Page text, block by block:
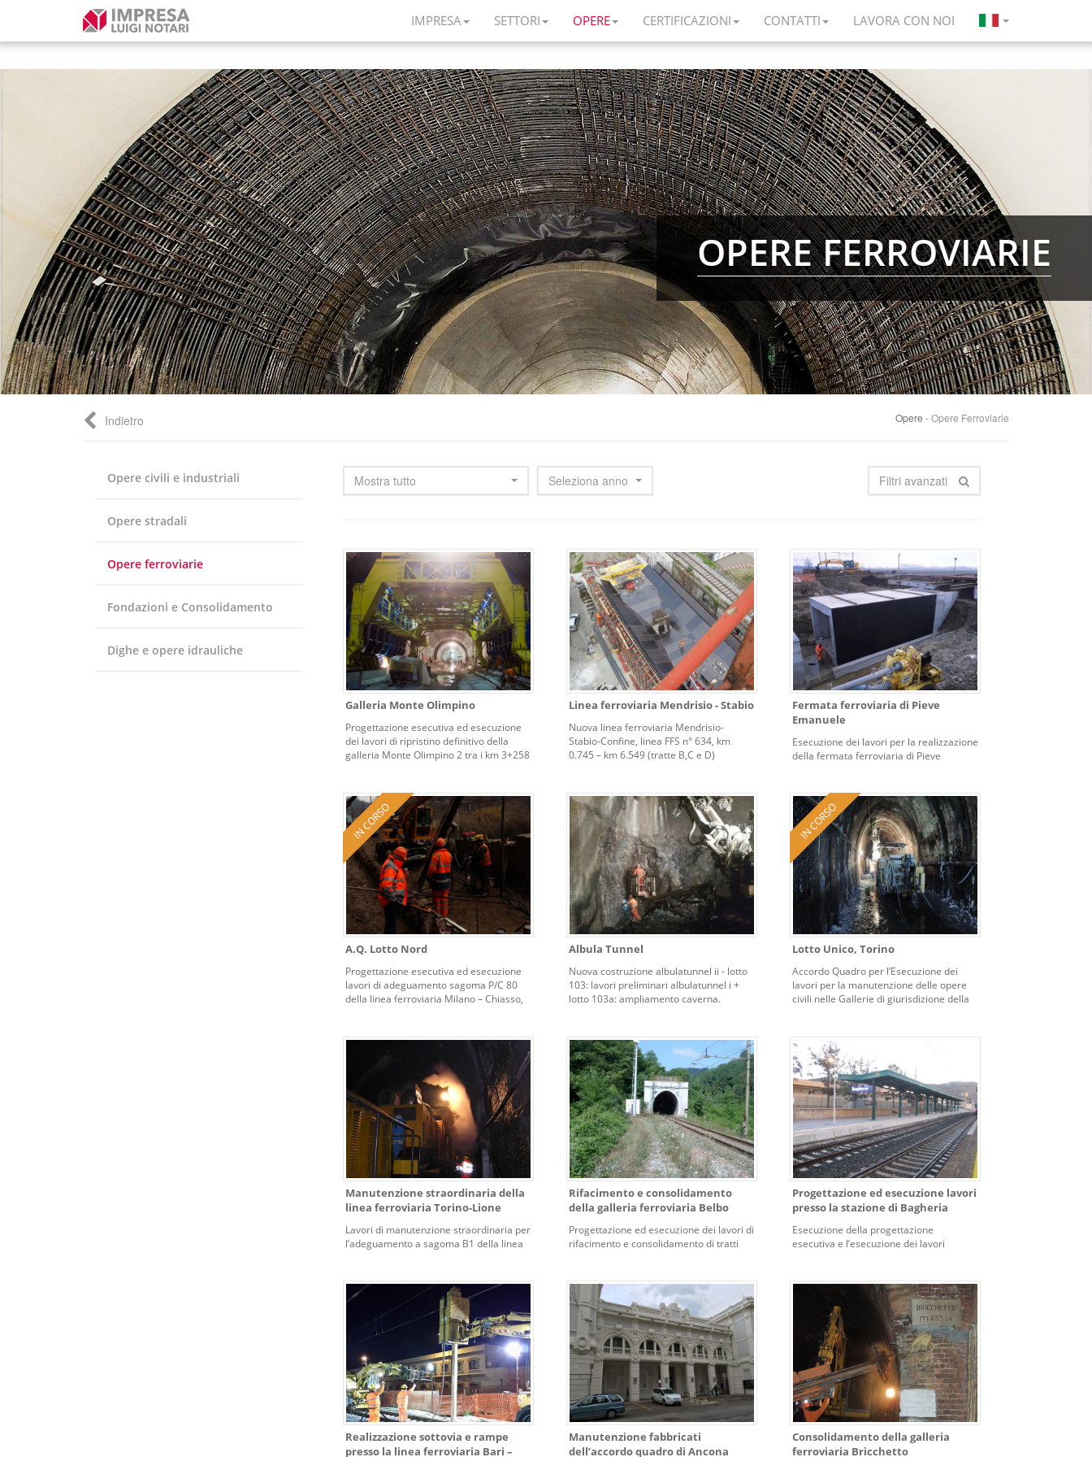
IMPRESA SETTORI OPERE CERTIFICAZIONI CONTATTI LAVORA CON NOI
OPERE FERROVIARIE
Indietro Opere - Opere Ferroviarie
Opere civili e industriali
Opere stradali
Opere ferroviarie
Fondazioni e Consolidamento
Dighe e opere idrauliche
Mostra tutto Seleziona anno Filtri avanzati
Galleria Monte Olimpino
Progettazione esecutiva ed esecuzione
dei lavori di ripristino definitivo della
galleria Monte Olimpino 2 tra i km 3+258
Linea ferroviaria Mendrisio - Stabio
Nuova linea ferroviaria Mendrisio-
Stabio-Confine, linea FFS n° 634, km
0.745 – km 6.549 (tratte B,C e D)
Fermata ferroviaria di Pieve
Emanuele
Esecuzione dei lavori per la realizzazione
della fermata ferroviaria di Pieve
A.Q. Lotto Nord
Progettazione esecutiva ed esecuzione
lavori di adeguamento sagoma P/C 80
della linea ferroviaria Milano – Chiasso,
Albula Tunnel
Nuova costruzione albulatunnel ii - lotto
103: lavori preliminari albulatunnel i +
lotto 103a: ampliamento caverna.
Lotto Unico, Torino
Accordo Quadro per l’Esecuzione dei
lavori per la manutenzione delle opere
civili nelle Gallerie di giurisdizione della
Manutenzione straordinaria della
linea ferroviaria Torino-Lione
Lavori di manutenzione straordinaria per
l’adeguamento a sagoma B1 della linea
Rifacimento e consolidamento
della galleria ferroviaria Belbo
Progettazione ed esecuzione dei lavori di
rifacimento e consolidamento di tratti
Savona – Carmagnola (CN)
Progettazione ed esecuzione lavori
presso la stazione di Bagheria
Esecuzione della progettazione
esecutiva e l’esecuzione dei lavori
scala e rampa disabili, pensilina e nuovi
marciapiedi nella stazione di Bagheria
sulla linea Palermo – Fiumetorto.
Realizzazione sottovia e rampe
presso la linea ferroviaria Bari –
Manutenzione fabbricati
dell’accordo quadro di Ancona
Consolidamento della galleria
ferroviaria Bricchetto